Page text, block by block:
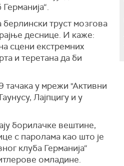
труст мозгова
деснице. И каже:
сцени екстремних
и теретана да би
тачака у мрежи "Активни
Лајпцигу и у
борилачке вештине,
с паролама као што је
клуба Германија“
омладине.